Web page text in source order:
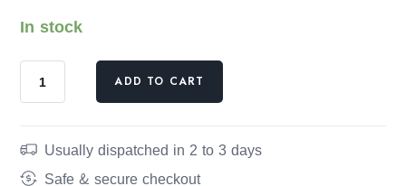
In stock
ADD TO CART
Usually dispatched in 2 to 3 days
Safe & secure checkout